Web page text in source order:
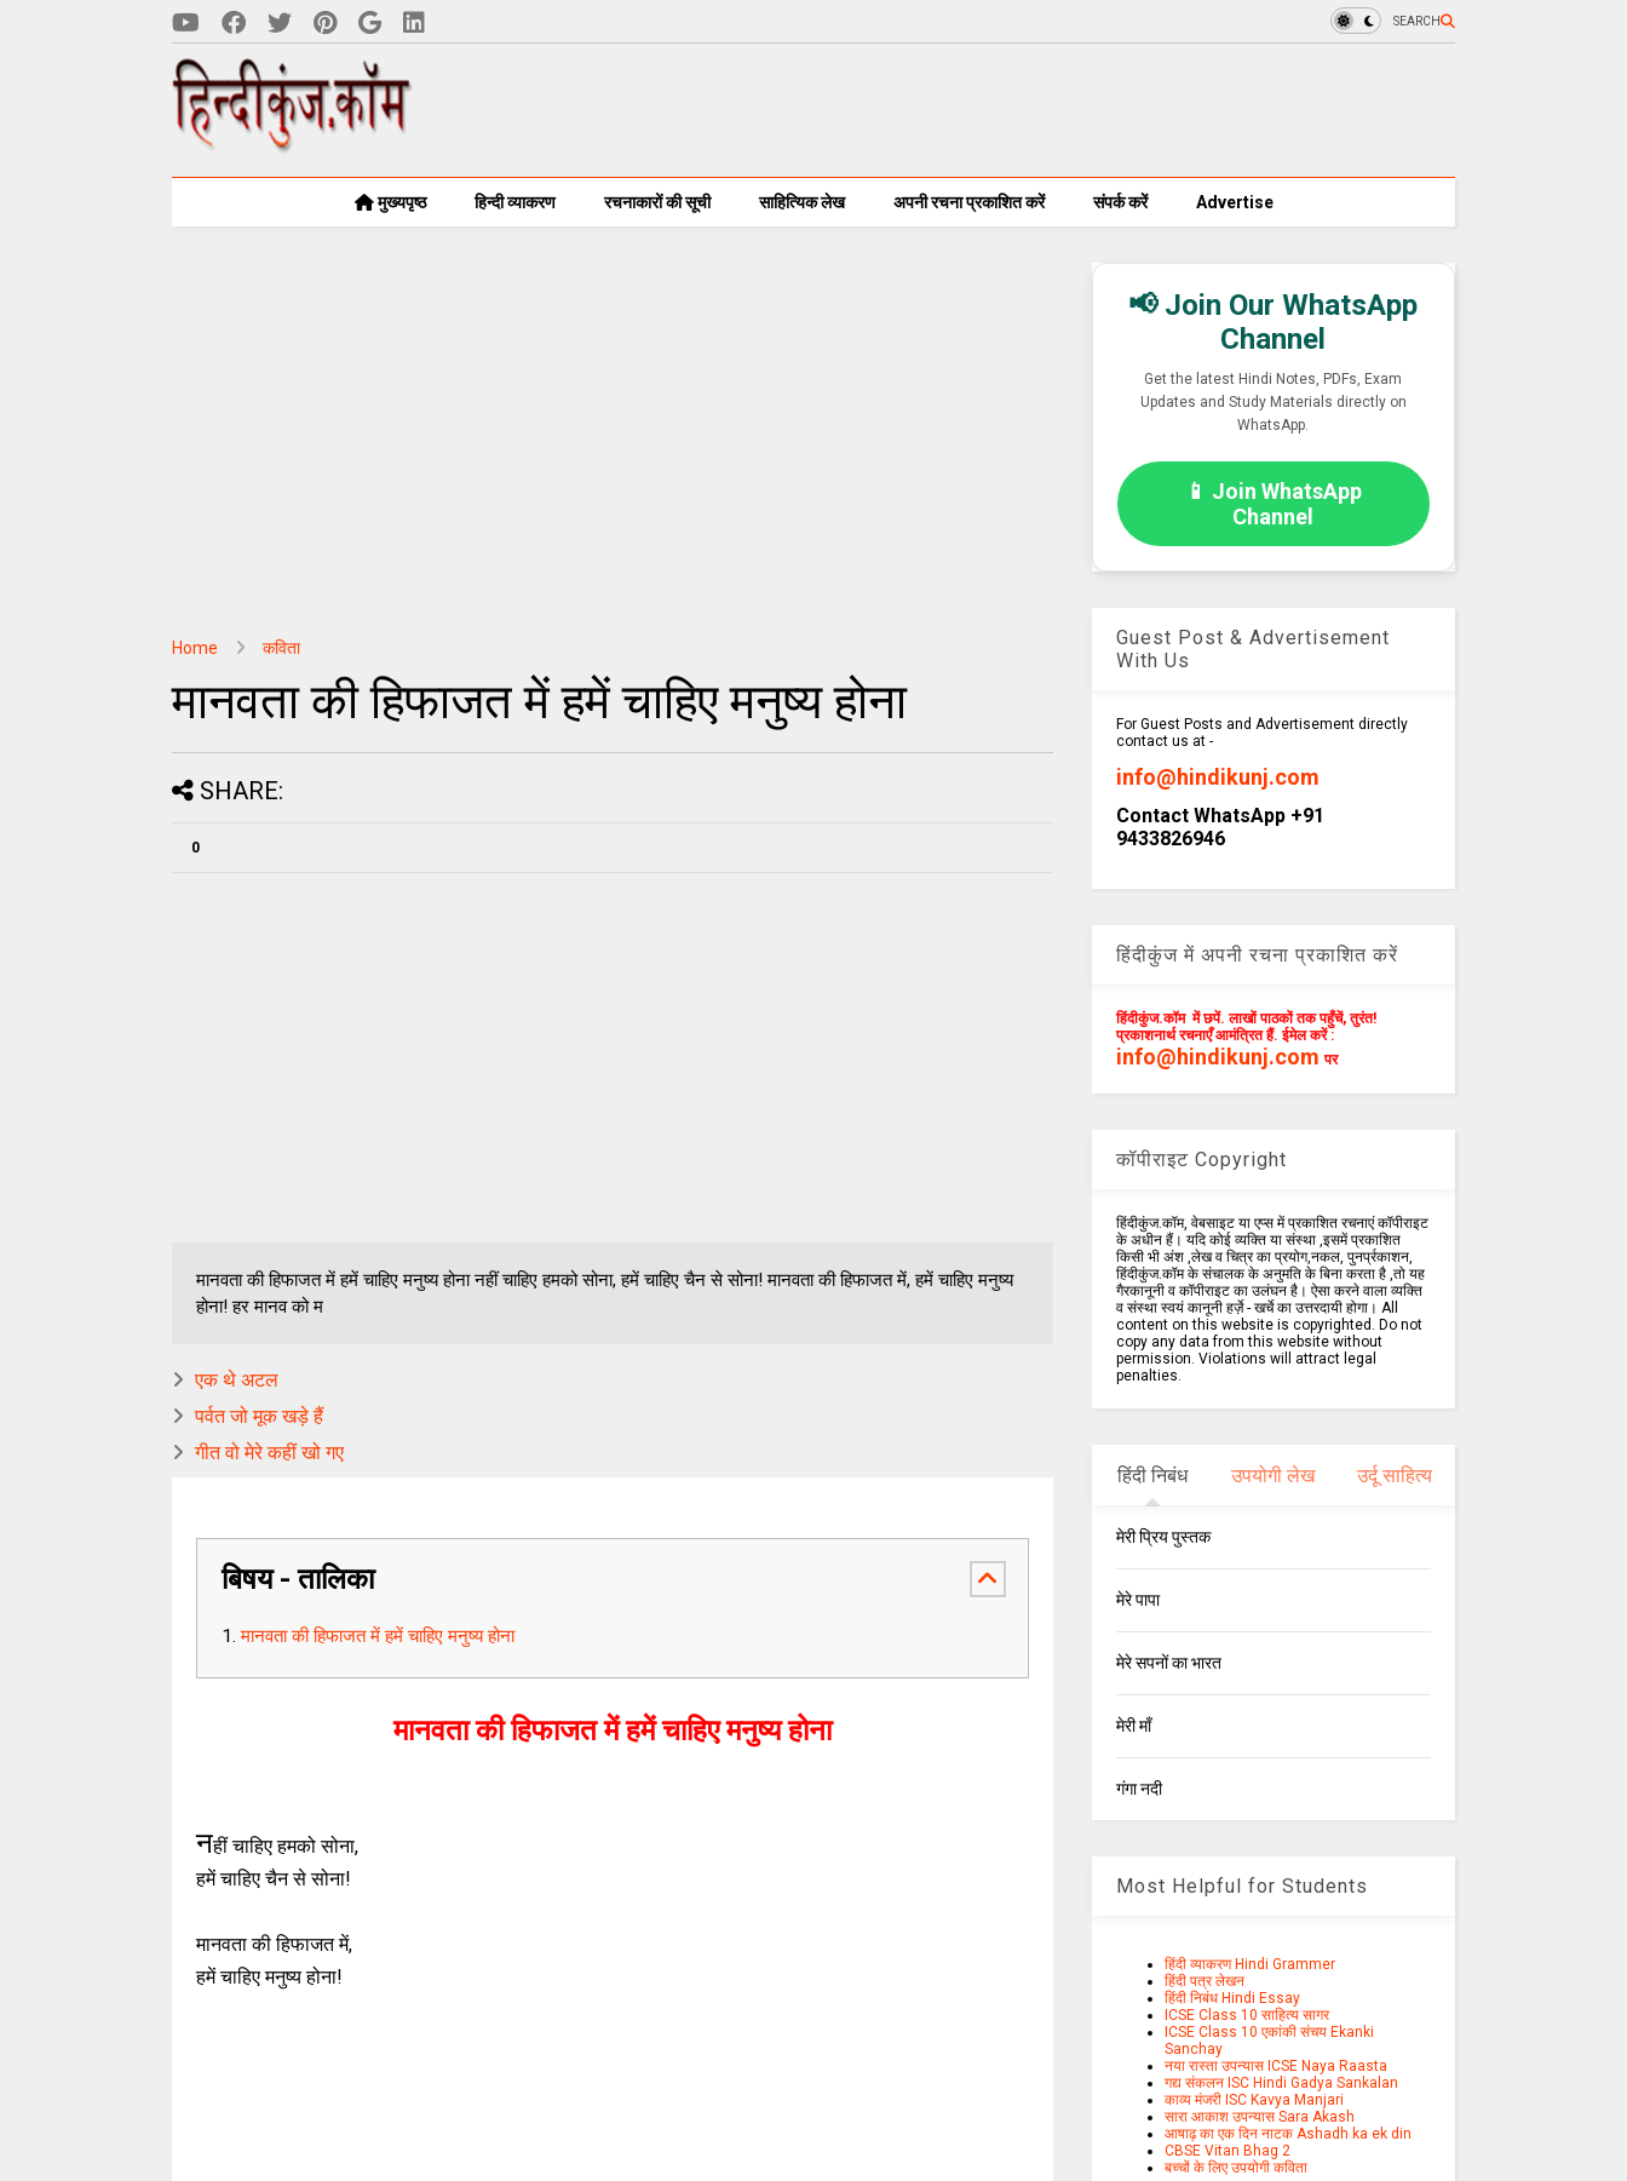
SEARCH
मुख्यपृष्ठ हिन्दी व्याकरण रचनाकारों की सूची साहित्यिक लेख अपनी रचना प्रकाशित करें संपर्क करें Advertise
Home कविता
मानवता की हिफाजत में हमें चाहिए मनुष्य होना
SHARE:
0
मानवता की हिफाजत में हमें चाहिए मनुष्य होना नहीं चाहिए हमको सोना, हमें चाहिए चैन से सोना! मानवता की हिफाजत में, हमें चाहिए मनुष्य
होना! हर मानव को म
एक थे अटल
पर्वत जो मूक खड़े हैं
गीत वो मेरे कहीं खो गए
बिषय - तालिका
मानवता की हिफाजत में हमें चाहिए मनुष्य होना
मानवता की हिफाजत में हमें चाहिए मनुष्य होना
नहीं चाहिए हमको सोना,
हमें चाहिए चैन से सोना!
मानवता की हिफाजत में,
हमें चाहिए मनुष्य होना!
📢 Join Our WhatsApp
Channel
Get the latest Hindi Notes, PDFs, Exam
Updates and Study Materials directly on
WhatsApp.
📱 Join WhatsApp
Channel
Guest Post & Advertisement
With Us
For Guest Posts and Advertisement directly
contact us at -
info@hindikunj.com
Contact WhatsApp +91
9433826946
हिंदीकुंज में अपनी रचना प्रकाशित करें
हिंदीकुंज.कॉम में छपें. लाखों पाठकों तक पहुँचें, तुरंत!
प्रकाशनार्थ रचनाएँ आमंत्रित हैं. ईमेल करें :
info@hindikunj.com पर
कॉपीराइट Copyright
हिंदीकुंज.कॉम, वेबसाइट या एप्स में प्रकाशित रचनाएं कॉपीराइट
के अधीन हैं। यदि कोई व्यक्ति या संस्था ,इसमें प्रकाशित
किसी भी अंश ,लेख व चित्र का प्रयोग,नकल, पुनर्प्रकाशन,
हिंदीकुंज.कॉम के संचालक के अनुमति के बिना करता है ,तो यह
गैरकानूनी व कॉपीराइट का उलंघन है। ऐसा करने वाला व्यक्ति
व संस्था स्वयं कानूनी हर्ज़े - खर्चे का उत्तरदायी होगा। All
content on this website is copyrighted. Do not
copy any data from this website without
permission. Violations will attract legal
penalties.
हिंदी निबंध उपयोगी लेख उर्दू साहित्य
मेरी प्रिय पुस्तक
मेरे पापा
मेरे सपनों का भारत
मेरी माँ
गंगा नदी
Most Helpful for Students
हिंदी व्याकरण Hindi Grammer
हिंदी पत्र लेखन
हिंदी निबंध Hindi Essay
ICSE Class 10 साहित्य सागर
ICSE Class 10 एकांकी संचय Ekanki
Sanchay
नया रास्ता उपन्यास ICSE Naya Raasta
गद्य संकलन ISC Hindi Gadya Sankalan
काव्य मंजरी ISC Kavya Manjari
सारा आकाश उपन्यास Sara Akash
आषाढ़ का एक दिन नाटक Ashadh ka ek din
CBSE Vitan Bhag 2
बच्चों के लिए उपयोगी कविता